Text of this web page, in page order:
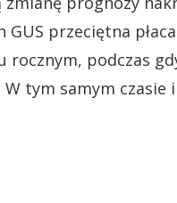
GUS przeciętna
rocznym, podczas
tym samym czasie